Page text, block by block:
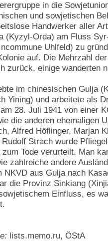
in die
und sowjetischen
Handwerker aller
(Kyzyl-Orda) am Fluss
Uhlfeld) zu
auf. Die Mehrzahl
zurück, einige wanderten
im chinesischen Gulja
Yining) und arbeitete als
28. Juli 1941 von einer
die anderen ehemaligen
Alfred Höflinger, Marjan
Rudolf Strach wurde
zum Tode verurteilt. Man
zahlreiche andere
NKVD aus Gulja nach
die Provinz Sinkiang
Einfluss, es
lists.memo.ru, ÖStA